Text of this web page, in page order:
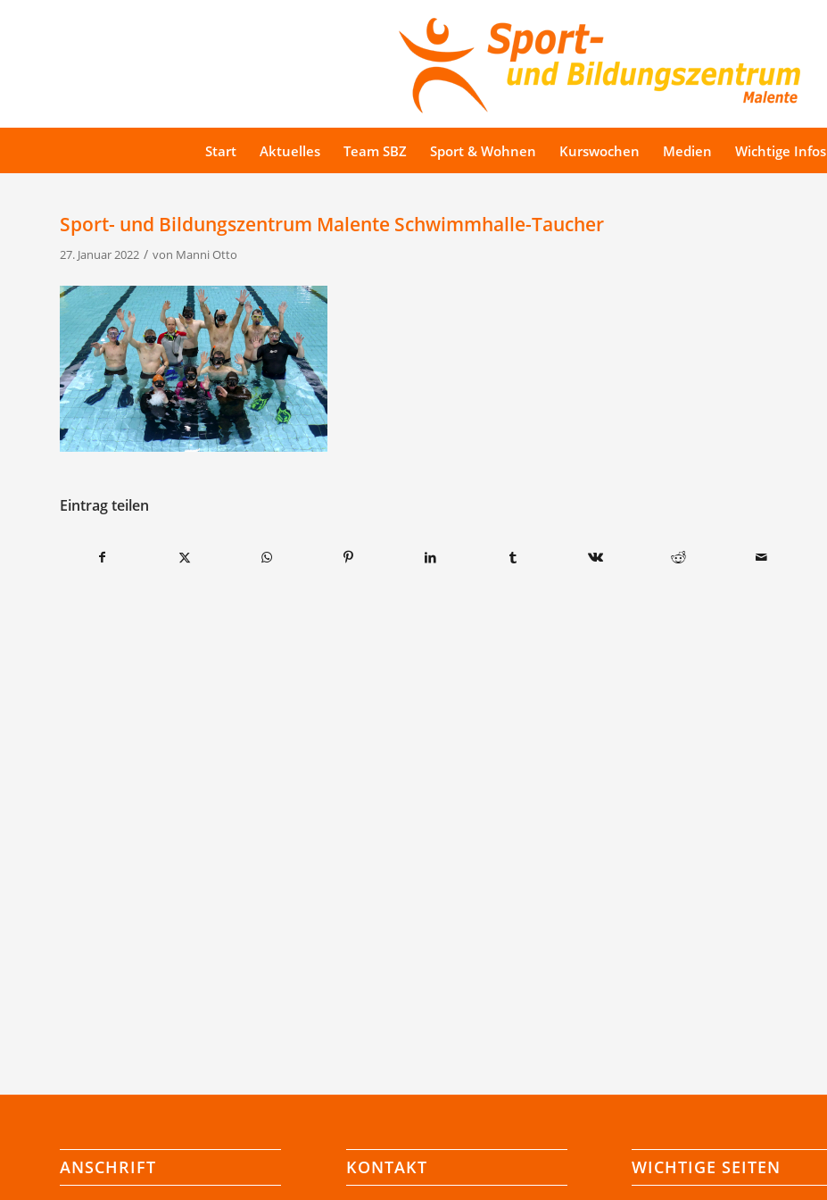
Start Aktuelles Team SBZ Sport & Wohnen Kurswochen Medien Wichtige Infos
Sport- und Bildungszentrum Malente Schwimmhalle-Taucher
27. Januar 2022 / von Manni Otto
Eintrag teilen
ANSCHRIFT KONTAKT WICHTIGE SEITEN